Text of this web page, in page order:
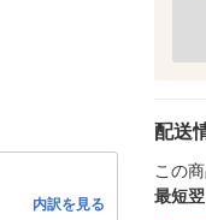
内訳を見る
配送
この
最短